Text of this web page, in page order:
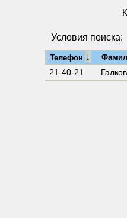
Условия поиска:
Телефон ↓
21-40-21